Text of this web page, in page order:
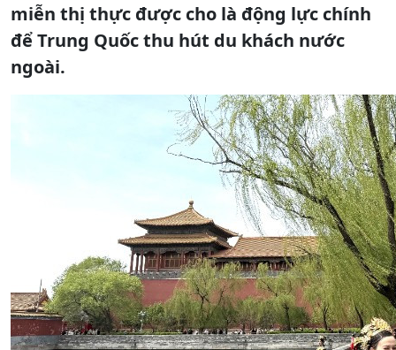
miễn thị thực được cho là động lực chính
để Trung Quốc thu hút du khách nước
ngoài.